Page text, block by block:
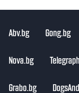
Abv.bg Gong.bg
Nova.bg
Grabo.bg